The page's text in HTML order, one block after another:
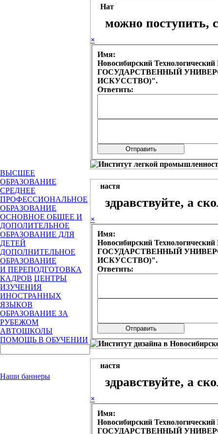
ВЫСШЕЕ
ОБРАЗОВАНИЕ
СРЕДНЕЕ
ПРОФЕССИОНАЛЬНОЕ
ОБРАЗОВАНИЕ
ОСНОВНОЕ ОБЩЕЕ И
ДОПОЛИТЕЛЬНОЕ
ОБРАЗОВАНИЕ ДЛЯ
ДЕТЕЙ
ДОПОЛНИТЕЛЬНОЕ
ОБРАЗОВАНИЕ
И ПЕРЕПОДГОТОВКА
КАДРОВ ЦЕНТРЫ
ИЗУЧЕНИЯ
ИНОСТРАННЫХ
ЯЗЫКОВ
ОБРАЗОВАНИЕ ЗА
РУБЕЖОМ
АВТОШКОЛЫ
ПОМОЩЬ В ОБУЧЕНИИ
Наши баннеры
Нат
можно поступить,
×
Имя:
Новосибирский
ГОСУДАРСТВЕННЫЙ
ИСКУССТВО)".
Ответить:
настя
здравствуйте, а
×
Имя:
Новосибирский
ГОСУДАРСТВЕННЫЙ
ИСКУССТВО)".
Ответить:
настя
здравствуйте, а
×
Имя:
Новосибирский
ГОСУДАРСТВЕННЫЙ